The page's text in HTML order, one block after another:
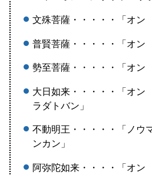
文殊菩薩・・・・・「オン
普賢菩薩・・・・・「オン
勢至菩薩・・・・・「オン
大日如来・・・・・「オ
ラダトバン」
不動明王・・・・・「ノウ
ンカン」
阿弥陀如来・・・・「オ